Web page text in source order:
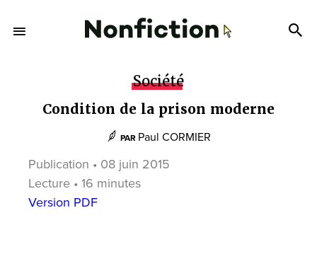
Société
Condition de la prison moderne
PAR Paul CORMIER
Publication • 08 juin 2015
Lecture • 16 minutes
Version PDF